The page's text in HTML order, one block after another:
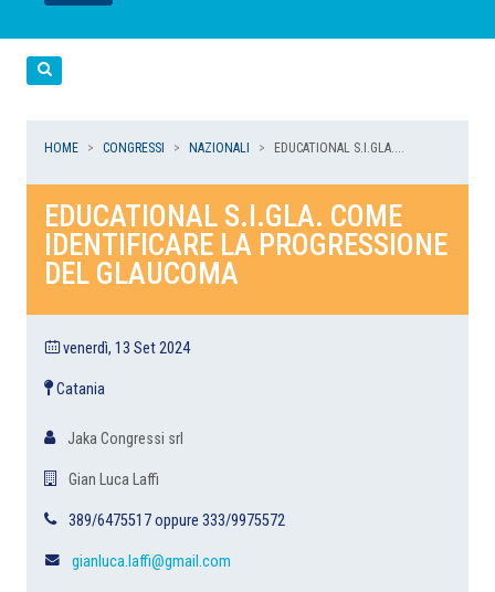
LEGGI
LEGGI
LEGGI
LEGGI
HOME CONGRESSI NAZIONALI EDUCATIONAL S.I.GLA....
EDUCATIONAL S.I.GLA. COME
IDENTIFICARE LA PROGRESSIONE
DEL GLAUCOMA
venerdì, 13 Set 2024
Catania
Jaka Congressi srl
Gian Luca Laffi
389/6475517 oppure 333/9975572
gianluca.laffi@gmail.com